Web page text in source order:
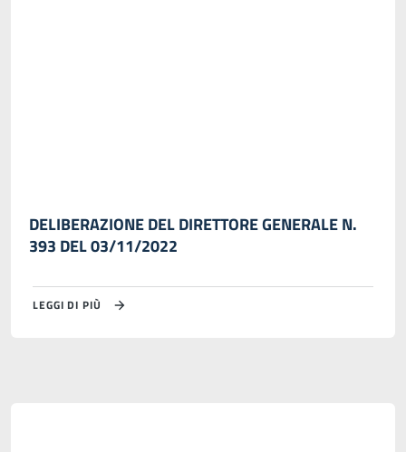
DELIBERAZIONE DEL DIRETTORE GENERALE N.
393 DEL 03/11/2022
LEGGI DI PIÙ